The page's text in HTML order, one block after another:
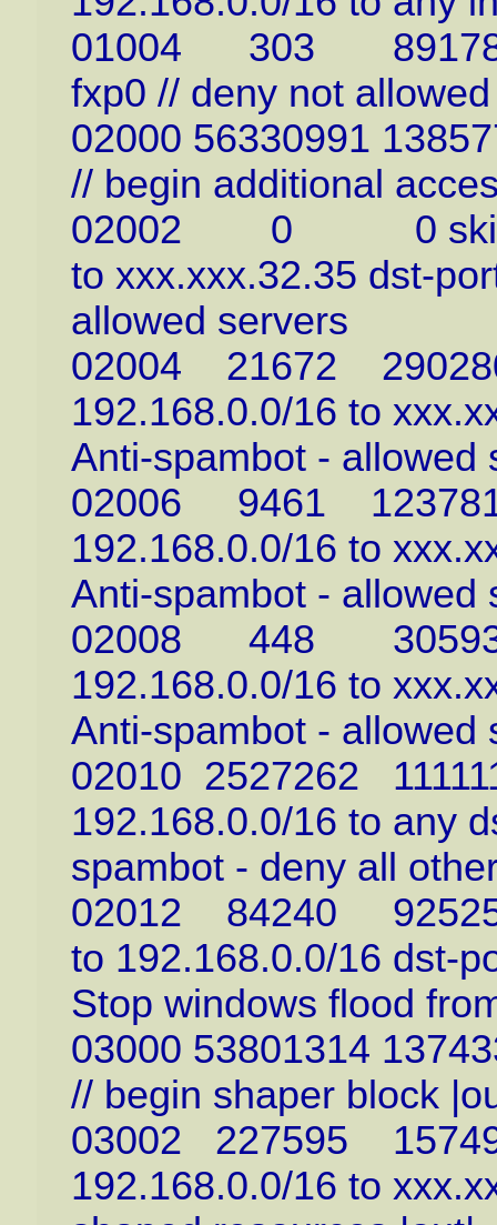
01004 303 89178
fxp0 // deny not
02000 56330991
// begin additional
02002 0 0 skipto
to xxx.xxx.32.35 dst-
allowed servers
02004 21672
192.168.0.0/16 to
Anti-spambot - allowed
02006 9461
192.168.0.0/16 to
Anti-spambot - allowed
02008 448 30593
192.168.0.0/16 to
Anti-spambot - allowed
02010 2527262
192.168.0.0/16 to any
spambot - deny all
02012 84240
to 192.168.0.0/16 dst-
Stop windows flood
03000 53801314
// begin shaper block
03002 227595
192.168.0.0/16 to